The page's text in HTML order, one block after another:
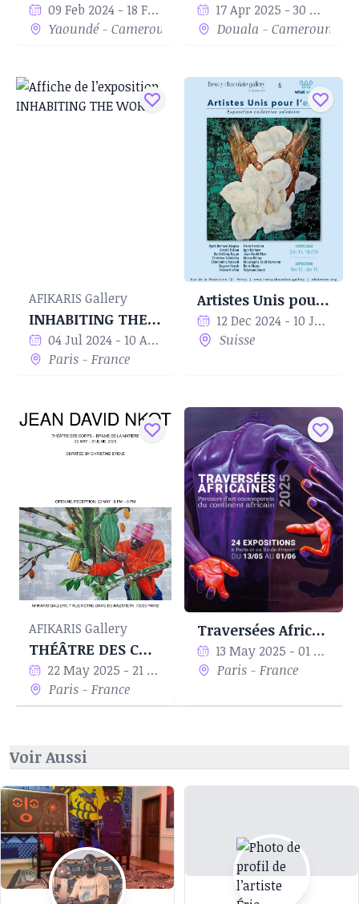
09 Feb 2024 - 18 Feb 2024
Yaoundé - Cameroun
17 Apr 2025 - 30 May 2025
Douala - Cameroun
AFIKARIS Gallery
INHABITING THE WORLD
04 Jul 2024 - 10 Aug 2024
Paris - France
Artistes Unis pour l’Eau
12 Dec 2024 - 10 Jan 2025
Suisse
AFIKARIS Gallery
THÉÂTRE DES CORPS - DRAME DE LA MATIÈRE
22 May 2025 - 21 Jun 2025
Paris - France
Traversées Africaines
13 May 2025 - 01 Jun 2025
Paris - France
Voir Aussi